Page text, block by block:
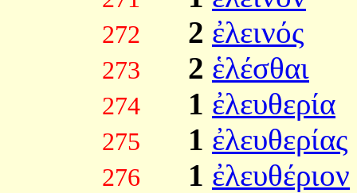
272 2 ἐλεινός
273 2 ἑλέσθαι
274 1 ἐλευθερία
275 1 ἐλευθερίας
276 1 ἐλευθέριον